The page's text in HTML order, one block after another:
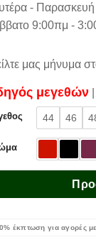
-
9:00πμ -
μας μήνυμα
μεγεθών
44 46
έκπτωση για αγορές